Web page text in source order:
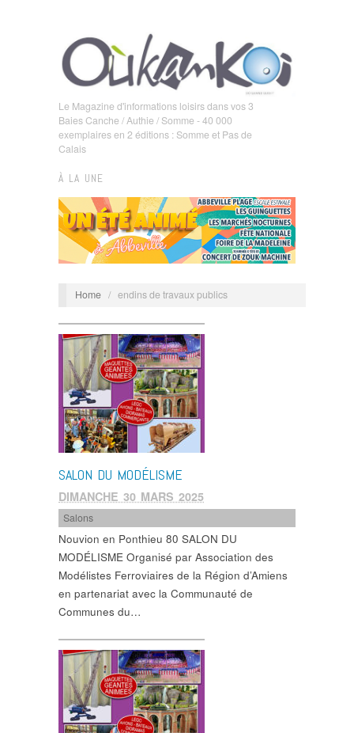
Le Magazine d'informations loisirs dans vos 3
Baies Canche / Authie / Somme - 40 000
exemplaires en 2 éditions : Somme et Pas de
Calais
À LA UNE
Home / endins de travaux publics
SALON DU MODÉLISME
DIMANCHE 30 MARS 2025
Salons
Nouvion en Ponthieu 80 SALON DU
MODÉLISME Organisé par Association des
Modélistes Ferroviaires de la Région d’Amiens
en partenariat avec la Communauté de
Communes du…